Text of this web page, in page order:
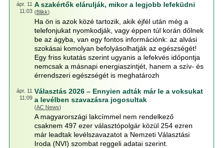
ápr. 11
11:03
A szakértők elárulják, mikor a legjobb lefeküdni
(Blikk)
Ha ön is azok közé tartozik, akik éjfél után még a
telefonjukat nyomkodják, vagy éppen túl korán dőlnek
be az ágyba, van egy fontos információnk: az alvási
szokásai komolyan befolyásolhatják az egészségét!
Egy friss kutatás szerint ugyanis a lefekvés időpontja
nemcsak a másnapi energiaszintjét, hanem a szív- és
érrendszeri egészségét is meghatározh
ápr. 11
11:09
Választás 2026 – Ennyien adták már le a voksukat
a levélben szavazásra jogosultak
(AC News)
A magyarországi lakcímmel nem rendelkező
csaknem 497 ezer választópolgár közül 254 ezren
már leadtak levélszavazatot a Nemzeti Választási
Iroda (NVI) szombat reggeli adatai szerint.